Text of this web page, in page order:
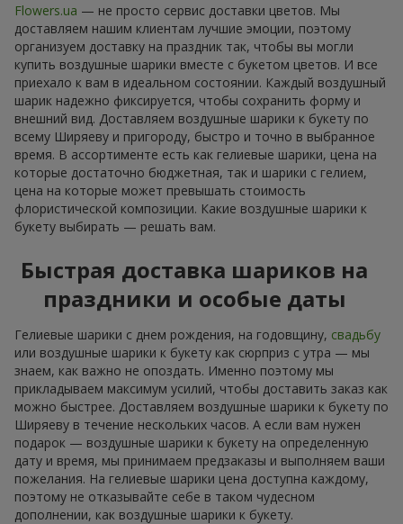
Flowers.ua — не просто сервис доставки цветов. Мы
доставляем нашим клиентам лучшие эмоции, поэтому
организуем доставку на праздник так, чтобы вы могли
купить воздушные шарики вместе с букетом цветов. И все
приехало к вам в идеальном состоянии. Каждый воздушный
шарик надежно фиксируется, чтобы сохранить форму и
внешний вид. Доставляем воздушные шарики к букету по
всему Ширяеву и пригороду, быстро и точно в выбранное
время. В ассортименте есть как гелиевые шарики, цена на
которые достаточно бюджетная, так и шарики с гелием,
цена на которые может превышать стоимость
флористической композиции. Какие воздушные шарики к
букету выбирать — решать вам.
Быстрая доставка шариков на
праздники и особые даты
Гелиевые шарики с днем рождения, на годовщину, свадьбу
или воздушные шарики к букету как сюрприз с утра — мы
знаем, как важно не опоздать. Именно поэтому мы
прикладываем максимум усилий, чтобы доставить заказ как
можно быстрее. Доставляем воздушные шарики к букету по
Ширяеву в течение нескольких часов. А если вам нужен
подарок — воздушные шарики к букету на определенную
дату и время, мы принимаем предзаказы и выполняем ваши
пожелания. На гелиевые шарики цена доступна каждому,
поэтому не отказывайте себе в таком чудесном
дополнении, как воздушные шарики к букету.